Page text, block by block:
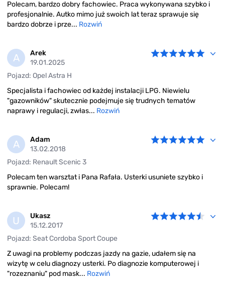
Polecam, bardzo dobry fachowiec. Praca wykonywana szybko i
profesjonalnie. Autko mimo już swoich lat teraz sprawuje się
bardzo dobrze i prze... Rozwiń
A
Arek
19.01.2025
Pojazd: Opel Astra H
Specjalista i fachowiec od każdej instalacji LPG. Niewielu
"gazowników" skutecznie podejmuje się trudnych tematów
naprawy i regulacji, zwłas... Rozwiń
A
Adam
13.02.2018
Pojazd: Renault Scenic 3
Polecam ten warsztat i Pana Rafała. Usterki usuniete szybko i
sprawnie. Polecam!
U
Ukasz
15.12.2017
Pojazd: Seat Cordoba Sport Coupe
Z uwagi na problemy podczas jazdy na gazie, udałem się na
wizytę w celu diagnozy usterki. Po diagnozie komputerowej i
"rozeznaniu" pod mask... Rozwiń